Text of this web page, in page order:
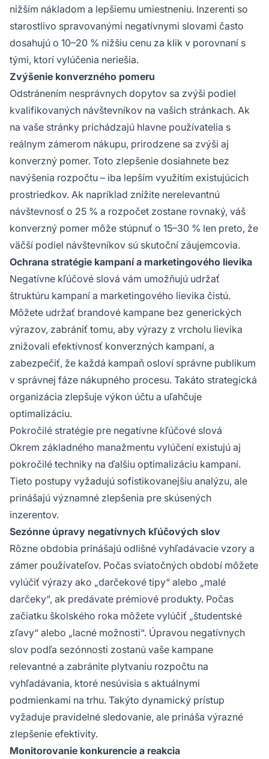
nižším nákladom a lepšiemu umiestneniu. Inzerenti so
starostlivo spravovanými negatívnymi slovami často
dosahujú o 10–20 % nižšiu cenu za klik v porovnaní s
tými, ktorí vylúčenia neriešia.
Zvýšenie konverzného pomeru
Odstránením nesprávnych dopytov sa zvýši podiel
kvalifikovaných návštevníkov na vašich stránkach. Ak
na vaše stránky prichádzajú hlavne používatelia s
reálnym zámerom nákupu, prirodzene sa zvýši aj
konverzný pomer. Toto zlepšenie dosiahnete bez
navýšenia rozpočtu – iba lepším využitím existujúcich
prostriedkov. Ak napríklad znížite nerelevantnú
návštevnosť o 25 % a rozpočet zostane rovnaký, váš
konverzný pomer môže stúpnuť o 15–30 % len preto, že
väčší podiel návštevníkov sú skutoční záujemcovia.
Ochrana stratégie kampaní a marketingového lievika
Negatívne kľúčové slová vám umožňujú udržať
štruktúru kampaní a marketingového lievika čistú.
Môžete udržať brandové kampane bez generických
výrazov, zabrániť tomu, aby výrazy z vrcholu lievika
znižovali efektívnosť konverzných kampaní, a
zabezpečiť, že každá kampaň osloví správne publikum
v správnej fáze nákupného procesu. Takáto strategická
organizácia zlepšuje výkon účtu a uľahčuje
optimalizáciu.
Pokročilé stratégie pre negatívne kľúčové slová
Okrem základného manažmentu vylúčení existujú aj
pokročilé techniky na ďalšiu optimalizáciu kampaní.
Tieto postupy vyžadujú sofistikovanejšiu analýzu, ale
prinášajú významné zlepšenia pre skúsených
inzerentov.
Sezónne úpravy negatívnych kľúčových slov
Rôzne obdobia prinášajú odlišné vyhľadávacie vzory a
zámer používateľov. Počas sviatočných období môžete
vylúčiť výrazy ako „darčekové tipy“ alebo „malé
darčeky“, ak predávate prémiové produkty. Počas
začiatku školského roka môžete vylúčiť „študentské
zľavy“ alebo „lacné možnosti“. Úpravou negatívnych
slov podľa sezónnosti zostanú vaše kampane
relevantné a zabránite plytvaniu rozpočtu na
vyhľadávania, ktoré nesúvisia s aktuálnymi
podmienkami na trhu. Takýto dynamický prístup
vyžaduje pravidelné sledovanie, ale prináša výrazné
zlepšenie efektivity.
Monitorovanie konkurencie a reakcia